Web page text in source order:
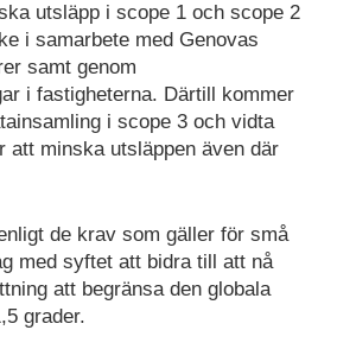
utsläpp i scope 1 och scope 2
i samarbete med Genovas
samt genom
i fastigheterna. Därtill kommer
i scope 3 och vidta
att minska utsläppen även där
de krav som gäller för små
med syftet att bidra till att nå
att begränsa den globala
grader.